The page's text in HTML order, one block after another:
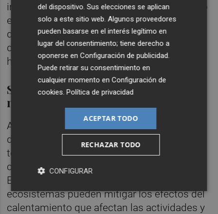
incorporar jardines o arbolado u otros, como
es el caso de Ciutat Vella que presenten un
déficit por su idiosincrasia y requerimientos
de conservación de la trama urbana
histórica", concluye el vicealcalde.
Servicios ecosistémicos para
mitigar el incremento térmico
A la hora de estudiar el nivel de adaptación
de las zonas verdes, esta diagnosis ha
tenido en cuenta, especialmente, los
conocidos como servicios de regulación.
Estos se refieren a las formas en que los
ecosistemas pueden mitigar los efectos del
calentamiento que afectan las actividades y
del dispositivo. Sus elecciones se aplican
solo a este sitio web. Algunos proveedores
pueden basarse en el interés legítimo en
lugar del consentimiento; tiene derecho a
oponerse enConfiguración de publicidad
Puede retirar su consentimiento en
cualquier momento enConfiguración de
cookies .Política de privacidad
ACEPTAR TODO
RECHAZAR TODO
CONFIGURAR